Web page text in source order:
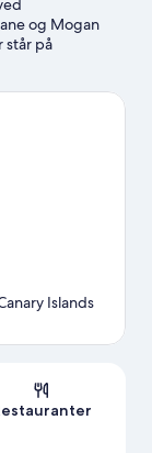
og Mogan
står på
kan du med
Lago Taurito
Islands